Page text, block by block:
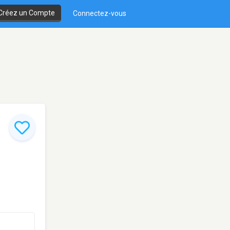
un Compte Connectez-vous